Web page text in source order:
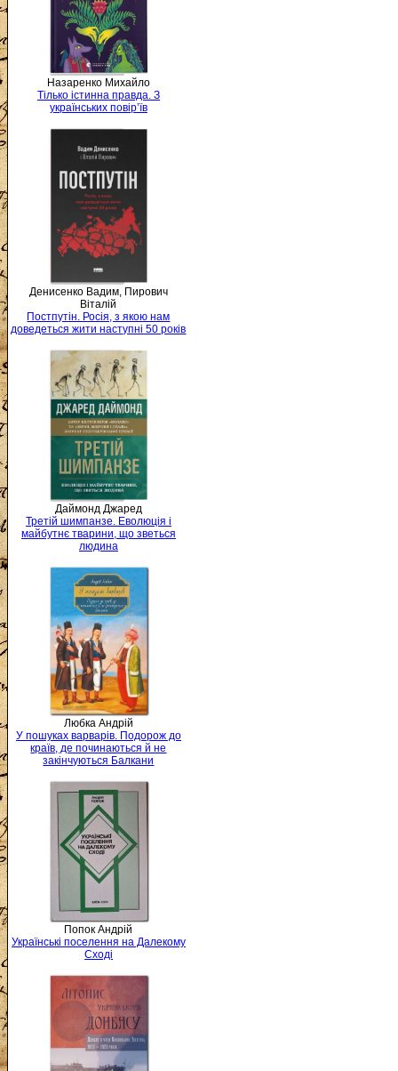
Назаренко Михайло
Тілько істинна правда. З
українських повір’їв
Денисенко Вадим, Пирович
Віталій
Постпутін. Росія, з якою нам
доведеться жити наступні 50 років
Даймонд Джаред
Третій шимпанзе. Еволюція і
майбутнє тварини, що зветься
людина
Любка Андрій
У пошуках варварів. Подорож до
країв, де починаються й не
закінчуються Балкани
Попок Андрій
Українські поселення на Далекому
Сході